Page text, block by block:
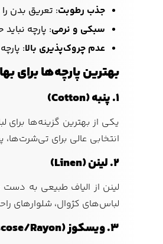
جذب رطوبت: تعریق بدن
سبکی و نرمی: پارچه
عدم چروک‌پذیری بالا:
بهترین پارچه‌ها برای
1. پنبه (Cotton)
یکی از بهترین گزینه‌ها
انتخابی عالی برای
2. لینن (Linen)
لینن از الیاف طبیعی به
لباس‌های کژوال، شلوارهای
3. ویسکوز (Viscose/Rayon)